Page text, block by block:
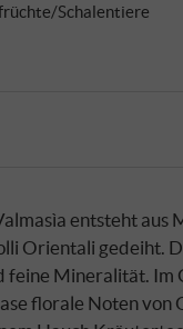
Schalentiere
entsteht aus
Orientali gedeiht.
Mineralität. Im
florale Noten